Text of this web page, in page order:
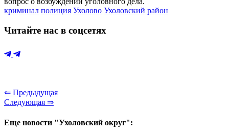
криминал полиция Ухолово Ухоловский район
Читайте нас в соцсетях
⇐ Предыдущая
Следующая ⇒
Еще новости "Ухоловский округ":